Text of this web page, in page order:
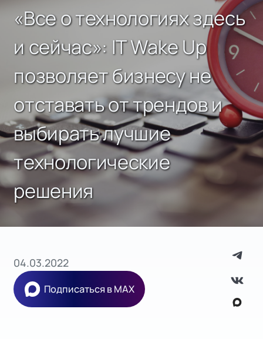
«Все о технологиях здесь
и сейчас»: IT Wake Up
позволяет бизнесу не
отставать от трендов и
выбирать лучшие
технологические
решения
04.03.2022
Подписаться в MAX